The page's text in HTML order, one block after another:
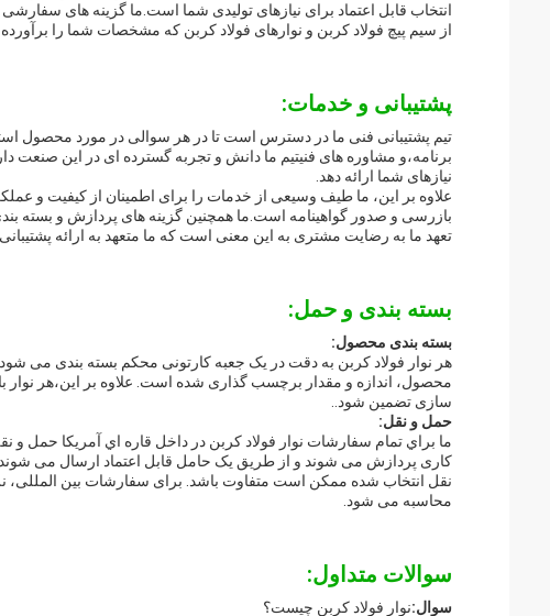
از سیم پیچ فولاد کربن و نوارهای فولاد کربن که مشخصات شما را برآورده
پشتیبانی و خدمات:
تیم پشتیبانی فنی ما در دسترس است تا در هر سوالی در مورد محصول
برنامه،و مشاوره های فنیتیم ما دانش و تجربه گسترده ای در این صنعت
نیازهای شما ارائه دهد.
علاوه بر این، ما طیف وسیعی از خدمات را برای اطمینان از کیفیت و
بازرسی و صدور گواهینامه است.ما همچنین گزینه های پردازش و بسته
تعهد ما به رضایت مشتری به این معنی است که ما متعهد به ارائه
بسته بندی و حمل:
بسته بندی محصول:
هر نوار فولاد کربن به دقت در یک جعبه کارتونی محکم بسته بندی می
محصول، اندازه و مقدار برچسب گذاری شده است. علاوه بر این،هر نوار
سازی تضمین شود..
حمل و نقل:
کاری پردازش می شوند و از طریق یک حامل قابل اعتماد ارسال می
نقل انتخاب شده ممکن است متفاوت باشد. برای سفارشات بین
محاسبه می شود.
سوالات متداول:
سوال:نوار فولاد کربن چيست؟